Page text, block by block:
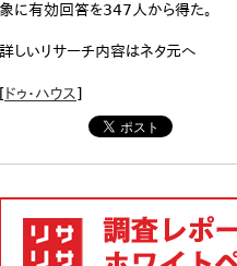
象に有効回答を347人から得た。
詳しいリサーチ内容はネタ元へ
[ドゥ・ハウス]